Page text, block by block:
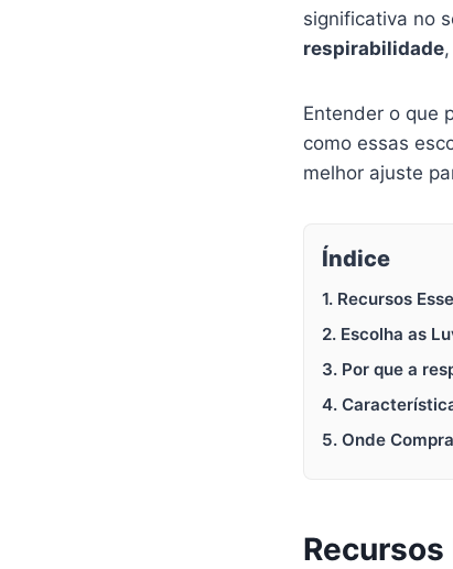
significativa no
respirabilidade
Entender o que
como essas
melhor ajuste
Índice
1. Recursos
2. Escolha as
3. Por que a
4.
5. Onde